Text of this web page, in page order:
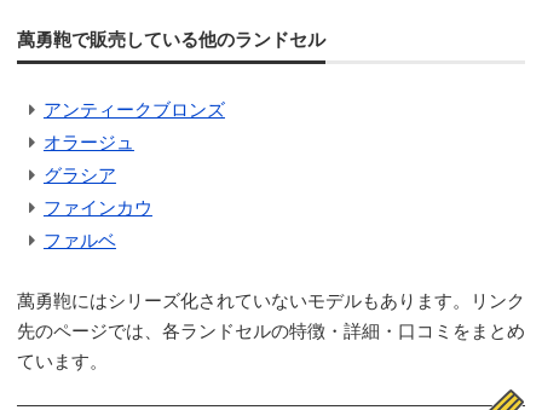
萬勇鞄で販売している他のランドセル
アンティークブロンズ
オラージュ
グラシア
ファインカウ
ファルベ
萬勇鞄にはシリーズ化されていないモデルもあります。リンク
先のページでは、各ランドセルの特徴・詳細・口コミをまとめ
ています。